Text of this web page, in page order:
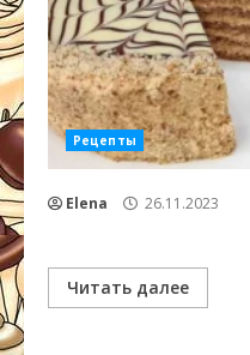
Рецепты
Elena 26.11.2023
Читать далее